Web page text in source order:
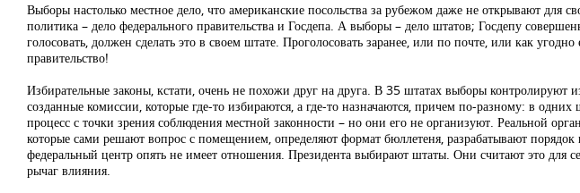
Выборы настолько местное дело, что американские посольства за рубежом даже не открывают для
политика – дело федерального правительства и Госдепа. А выборы – дело штатов; Госдепу
голосовать, должен сделать это в своем штате. Проголосовать заранее, или по почте, или как
правительство!
Избирательные законы, кстати, очень не похожи друг на друга. В 35 штатах выборы контролируют
созданные комиссии, которые где-то избираются, а где-то назначаются, причем по-разному: в
процесс с точки зрения соблюдения местной законности – но они его не организуют. Реальной
которые сами решают вопрос с помещением, определяют формат бюллетеня, разрабатывают
федеральный центр опять не имеет отношения. Президента выбирают штаты. Они считают это
рычаг влияния.